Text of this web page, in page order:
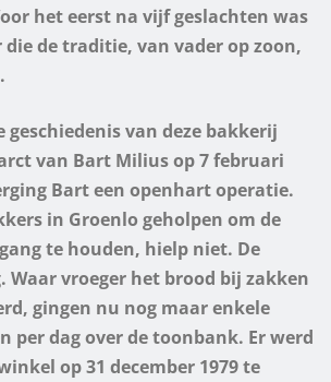
het eerst na vijf geslachten was
die de traditie, van vader op zoon,
van deze bakkerij
van Bart Milius op 7 februari
Bart een openhart operatie.
in Groenlo geholpen om de
te houden, hielp niet. De
Waar vroeger het brood bij zakken
gingen nu nog maar enkele
per dag over de toonbank. Er werd
op 31 december 1979 te